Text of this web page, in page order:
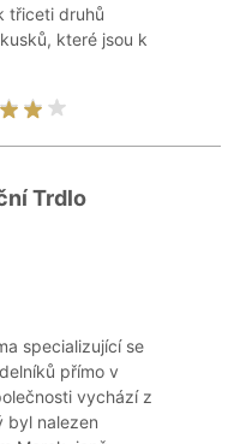
třiceti druhů
které jsou k
Trdlo
specializující se
přímo v
vychází z
byl nalezen